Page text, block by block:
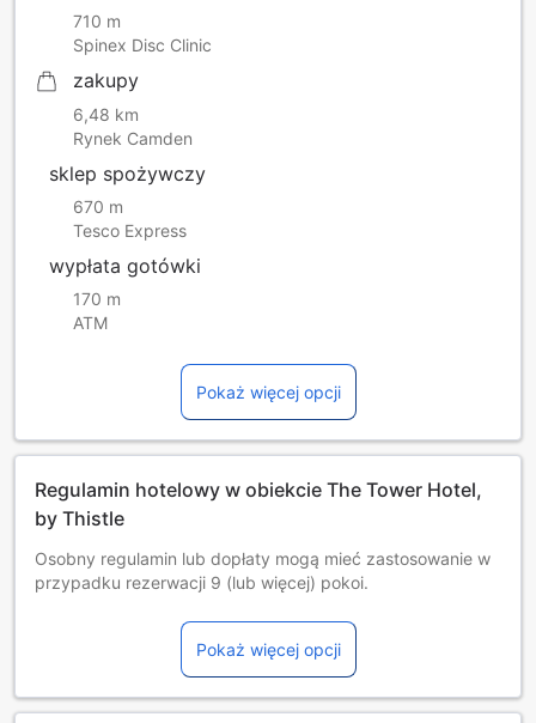
710 m
Spinex Disc Clinic
zakupy
6,48 km
Rynek Camden
sklep spożywczy
670 m
Tesco Express
wypłata gotówki
170 m
ATM
Pokaż więcej opcji
Regulamin hotelowy w obiekcie The Tower Hotel,
by Thistle
Osobny regulamin lub dopłaty mogą mieć zastosowanie w
przypadku rezerwacji 9 (lub więcej) pokoi.
Niemowlęta i dzieci od 0 do 2 lat
Pobyt jest bezpłatny w przypadku korzystania z
dostępnych łóżek. Uwaga: łóżeczko dla dziecka może być
udostępnione za dodatkową opłatą, o ile jest dostępne.
Pokaż więcej opcji